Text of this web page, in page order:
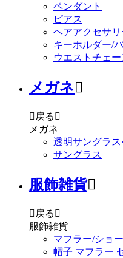
ペンダント
ピアス
ヘアアクセサリ
キーホルダー/
ウエストチェー
メガネ
 戻る 
メガネ
透明サングラス
サングラス
服飾雑貨
 戻る 
服飾雑貨
マフラー/ショ
帽子 マフラー